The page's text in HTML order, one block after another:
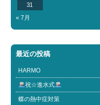
31
« 7月
最近の投稿
HARMO
祝☆進水式
蝶の熱中症対策